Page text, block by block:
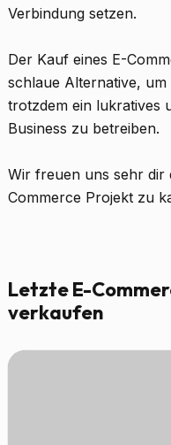
Verbindung setzen.
Der Kauf eines E-
schlaue Alternative,
trotzdem ein lukratives
Business zu betreiben.
Wir freuen uns sehr dir
Commerce Projekt zu
Letzte E-
verkaufen